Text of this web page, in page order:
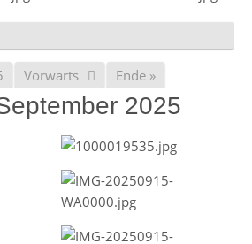
Vorwärts Ende »
2025